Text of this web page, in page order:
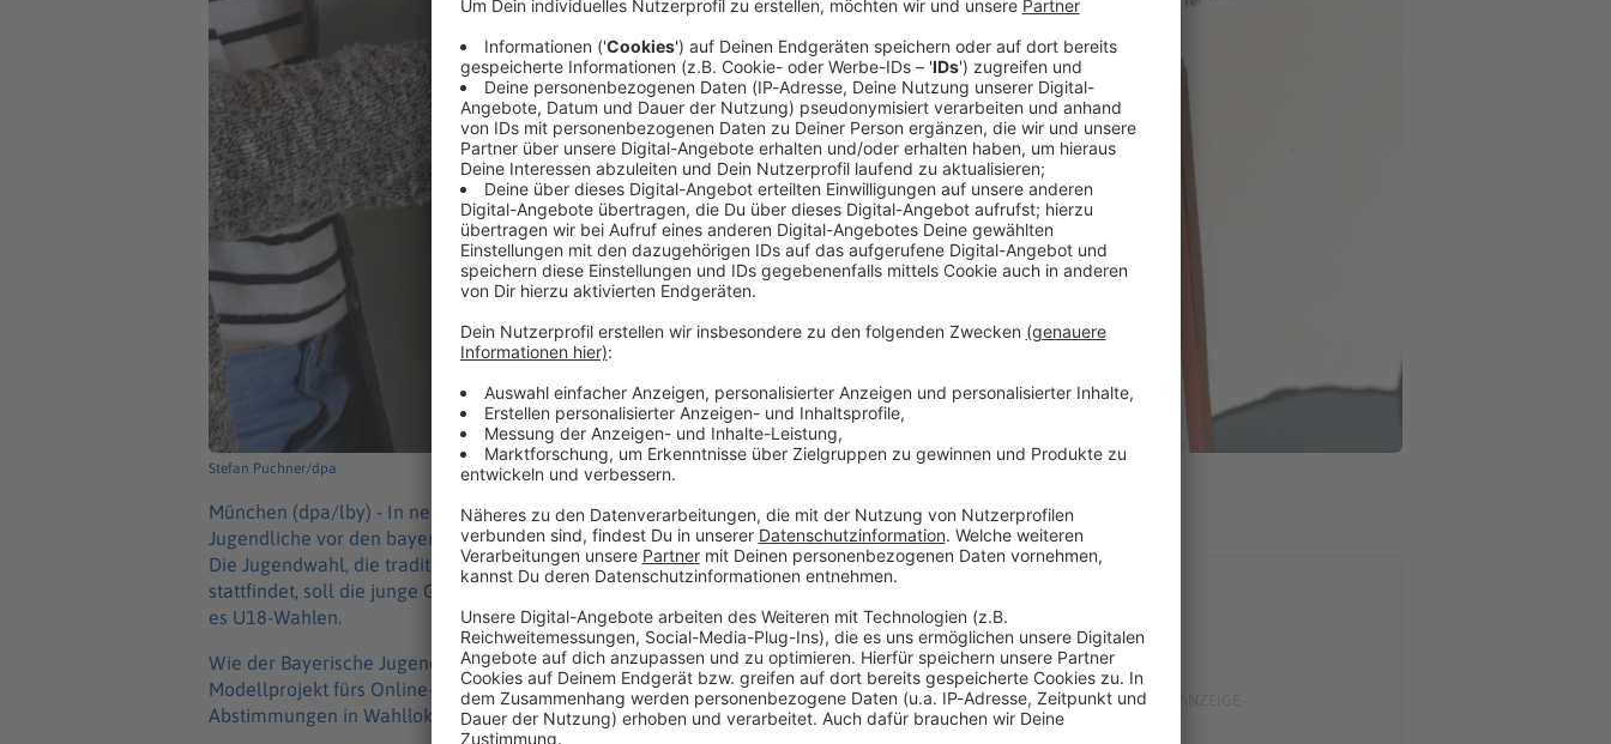
Stefan Puchner/dpa
München (dpa/lby) - In neun Gemeinden und dem Landkreis Regensburg können
Jugendliche vor den bayerischen Kommunalwahlen online bei der U18-Wahl mitmachen.
Die Jugendwahl, die traditionell im Vorfeld von Wahlen auf Bundes- oder Landesebene
stattfindet, soll die junge Generation an die Politik heranführen. Seit den 1990er Jahren gibt
es U18-Wahlen.
Wie der Bayerische Jugendring mitteilte, sei die U18-Kommunalwahl 2026 ein bundesweites
Modellprojekt fürs Online-Voting. Ansonsten soll es aber auch heuer klassische, analoge
Abstimmungen in Wahllokalen vor Ort geben.